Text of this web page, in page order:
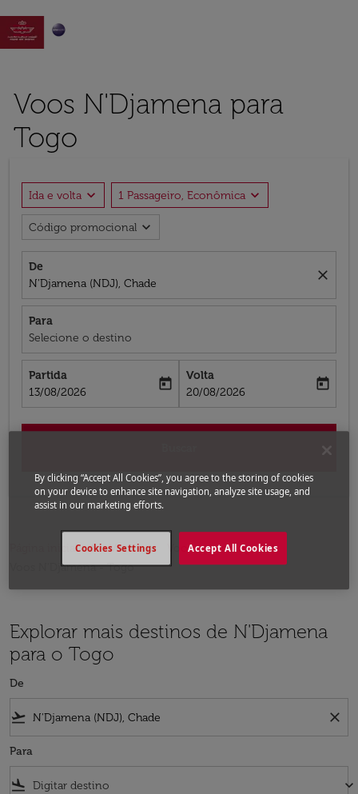

Voos N'Djamena para
Togo
Ida e volta expand_more 1 Passageiro, Econômica expand_more
Código promocional expand_more
De
N'Djamena (NDJ), Chade
close
Para
Selecione o destino
Partida
fc-booking-departure-date-aria-label
13/08/2026
today
Volta
fc-booking-return-date-aria-label
20/08/2026
today
Página inicial Voos
Voos para o Togo
Voos N'Djamena - Togo
Explorar mais destinos de N'Djamena
para o Togo
De
flight_takeoff close
Para
flight_land keyboard_arrow_down
By clicking “Accept All Cookies”, you agree to the storing of cookies
on your device to enhance site navigation, analyze site usage, and
assist in our marketing efforts.
Accept All Cookies
Cookies Settings